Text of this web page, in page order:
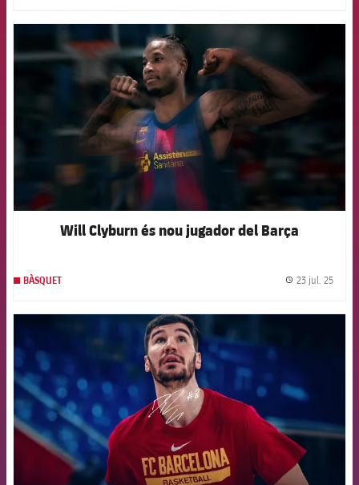
Will Clyburn és nou jugador del Barça
BÀSQUET 23 jul. 25
FCB Barcelona badge